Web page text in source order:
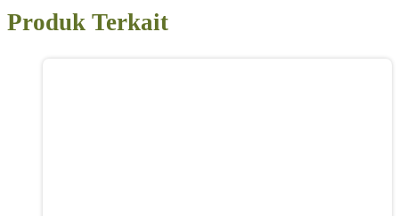
Produk Terkait